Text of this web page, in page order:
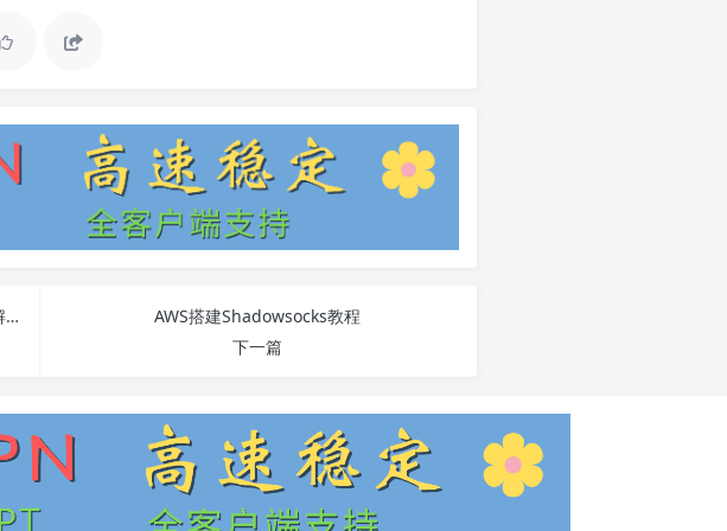
全面了解VPN聊天：使用教程、优缺点及常见问题解答
AWS搭建Shadowsocks教程
下一篇